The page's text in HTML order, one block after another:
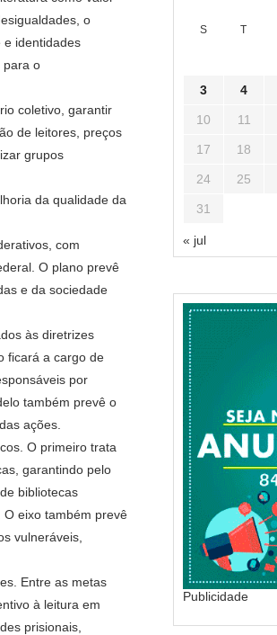
o
e identidades
para o
coletivo, garantir
de leitores, preços
grupos
da qualidade da
com
O plano prevê
e da sociedade
às diretrizes
ficará a cargo de
por
também prevê o
ações.
O primeiro trata
garantindo pelo
bibliotecas
eixo também prevê
vulneráveis,
Entre as metas
à leitura em
prisionais,
S T
3 4
10 11
17 18
24 25
31
« jul
Publicidade